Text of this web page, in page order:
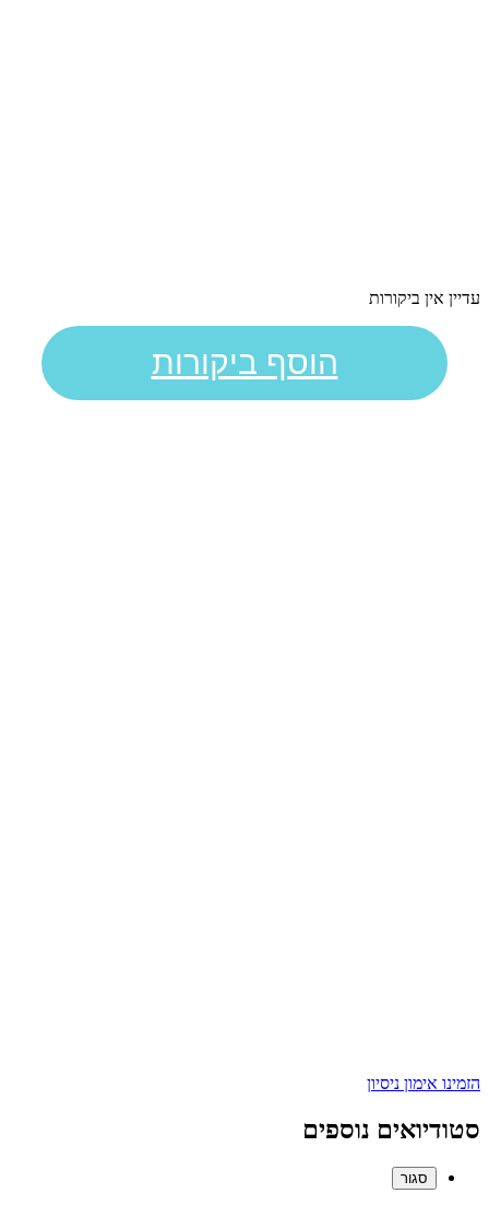
עדיין אין ביקורות
הוסף ביקורות
הזמינו אימון ניסיון
סטודיואים נוספים
סגור